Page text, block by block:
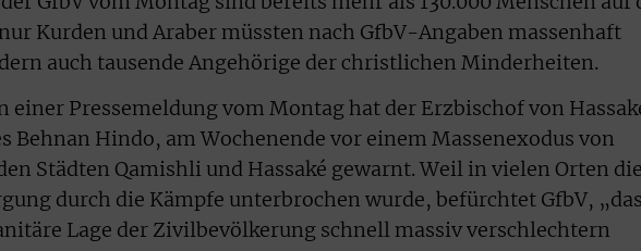
Kurden und Araber müssten nach GfbV-Angaben massenhaft
auch tausende Angehörige der christlichen Minderheiten.
einer Pressemeldung vom Montag hat der Erzbischof von
Behnan Hindo, am Wochenende vor einem Massenexodus von
Städten Qamishli und Hassaké gewarnt. Weil in vielen Orten die
durch die Kämpfe unterbrochen wurde, befürchtet GfbV,
Lage der Zivilbevölkerung schnell massiv verschlechtern